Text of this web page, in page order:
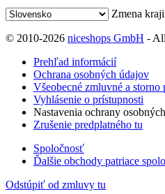
Zmena
© 2010-2026 niceshops GmbH -
Prehľad informácií
Ochrana osobných údajov
Všeobecné zmluvné a storno
Vyhlásenie o prístupnosti
Nastavenia ochrany
Zrušenie predplatného tu
Spoločnosť
Ďalšie obchody patriace
Odstúpiť od zmluvy tu